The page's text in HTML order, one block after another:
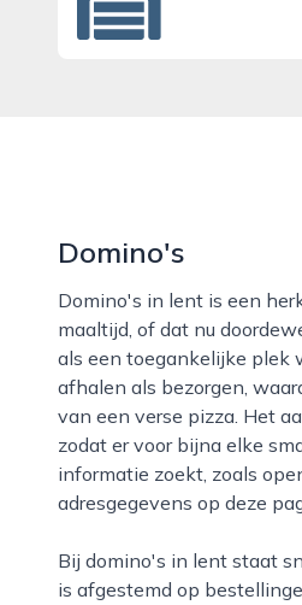
Domino's
Domino's in lent is een herkenbare naam voor iedereen die zin heeft in een snelle en smaakvolle
maaltijd, of dat nu
als een toegankelijke plek
afhalen als bezorgen,
van een verse pizza. Het
zodat er voor bijna elke
informatie zoekt, zoals
adresgegevens op deze
Bij domino's in lent staat snelheid centraal, maar dat gaat niet ten koste van de kwaliteit. De keuken
is afgestemd op